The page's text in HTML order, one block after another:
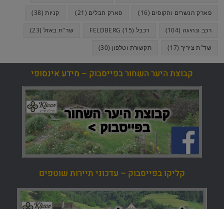
פארק הנשרים והקופים (16) פארק חבלים (21) קניות(38)
רכב ונהיגה (104) רכבל FELDBERG (15) שד"ת באזל (23)
שד"ת ציריך (17) תקשורת וטלפון (30)
קבוצת היער השחור בפייסבוק – מידע אינסופי
קליקו בפייסבוק – עדכוני תיירות שוטפים